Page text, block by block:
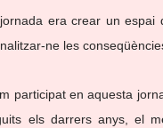
era crear un
ne les
participat en aquesta
els darrers anys, el